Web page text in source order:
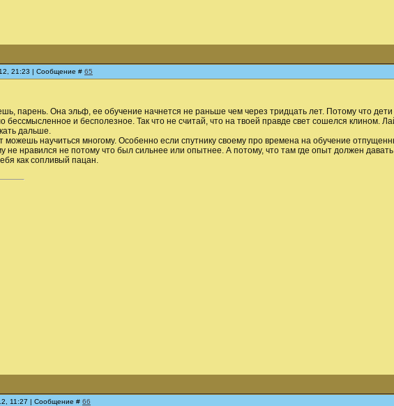
21:23 | Сообщение # 65
парень. Она эльф, ее обучение начнется не раньше чем через тридцать лет. Потому что дети
бессмысленное и бесполезное. Так что не считай, что на твоей правде свет сошелся клином.
дальше.
можешь научиться многому. Особенно если спутнику своему про времена на обучение
не нравился не потому что был сильнее или опытнее. А потому, что там где опыт должен
как сопливый пацан.
11:27 | Сообщение # 66